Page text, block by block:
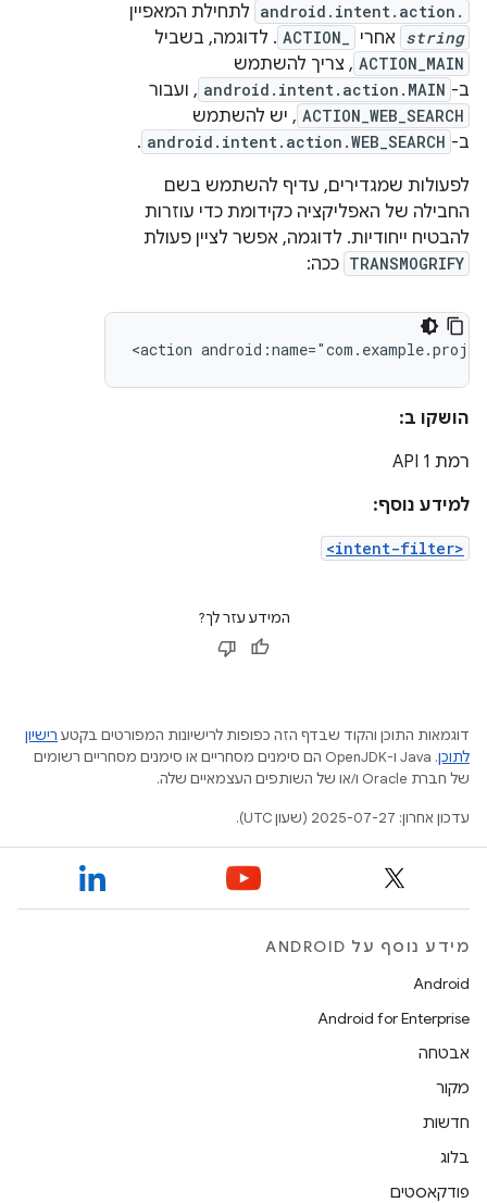
android.intent.action. לתחילת המאפיין
string אחרי ACTION_ . לדוגמה, בשביל
ACTION_MAIN , צריך להשתמש
ב- android.intent.action.MAIN , ועבור
ACTION_WEB_SEARCH , יש להשתמש
ב- android.intent.action.WEB_SEARCH
.
לפעולות שמגדירים, עדיף להשתמש בשם
החבילה של האפליקציה כקידומת כדי עוזרות
להבטיח ייחודיות. לדוגמה, אפשר לציין פעולת
TRANSMOGRIFY ככה:
<action
הושקו ב:
רמת API 1
למידע נוסף:
<intent-filter>
המידע עזר לך?
דוגמאות התוכן והקוד שבדף הזה כפופות לרישיונות המפורטים בקטע רישיון
לתוכן
.‏ Java ו-OpenJDK הם סימנים מסחריים או סימנים מסחריים רשומים
של חברת Oracle ו/או של השותפים העצמאיים שלה.
עדכון אחרון: 2025-07-27 (שעון UTC).
מידע נוסף על ANDROID
Android
Android for Enterprise
אבטחה
מקור
חדשות
בלוג
פודקאסטים